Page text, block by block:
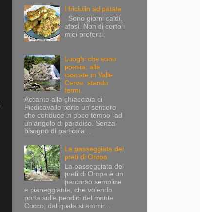
I friciulin ad patata
Sono giorni caldi,
afosi. Non di certo i
miei preferiti.
Luoghi che sono
poesia: alle
cascate in Valle
Cervo, stando
fermi.
Accanto alla ghiacciaia di
Piedicavallo parte un sentiero
che conduce in poco tempo ad
un angolo di paradiso. Senza
bisogno di particola...
La passeggiata dei
preti di Oropa
La passeggiata dei
preti di Oropa è un
percorso semplice
e pianeggiante, che volendo
porta sulle pendici del monte
Cucco, dal quale si ammir...